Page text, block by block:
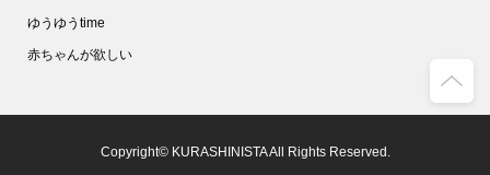
ゆうゆうtime
赤ちゃんが欲しい
Copyright© KURASHINISTA All Rights Reserved.